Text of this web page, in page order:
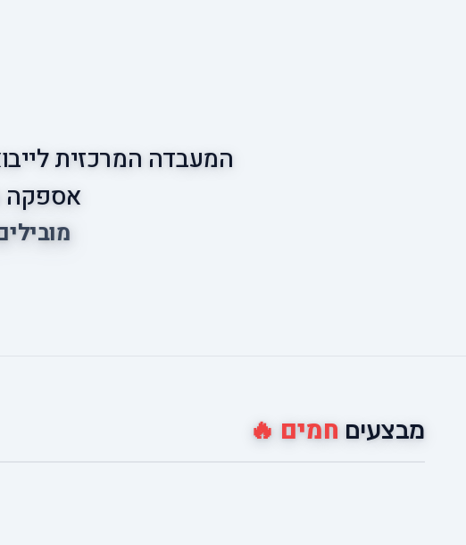
המעבדה המרכזית
אספקה
מובילים
מבצעים חמים 🔥